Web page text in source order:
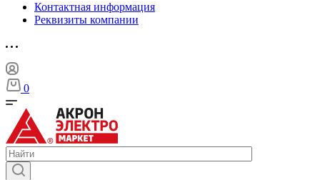
Контактная информация
Реквизиты компании
0